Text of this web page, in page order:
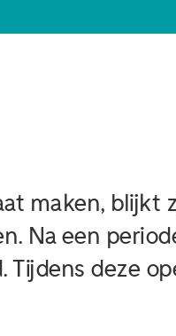
maken, blijkt
Na een
Tijdens deze